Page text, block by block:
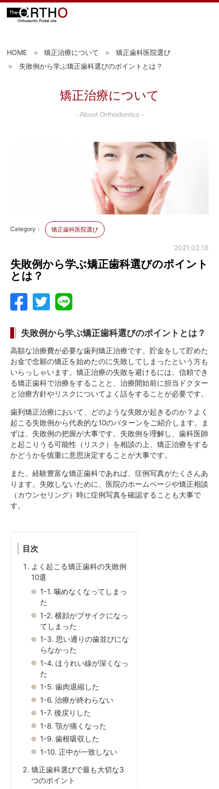
HOME 矯正治療について
矯正歯科医院選び
失敗例から学ぶ矯正歯科選びのポイントとは？
矯正治療について
- About Orthodontics -
Category： 矯正歯科医院選び
2021.02.16
失敗例から学ぶ矯正歯科選びのポイント
とは？
失敗例から学ぶ矯正歯科選びのポイントとは？
高額な治療費が必要な歯列矯正治療です。貯金をして貯めた
お金で念願の矯正を始めたのに失敗してしまったという方も
いらっしゃいます。矯正治療の失敗を避けるには、信頼でき
る矯正歯科で治療をすることと、治療開始前に担当ドクター
と治療方針やリスクについてよく話をすることが必要です。
歯列矯正治療において、どのような失敗が起きるのか？よく
起こる失敗例から代表的な10のパターンをご紹介します。ま
ずは、失敗例の把握が大事です。失敗例を理解し、歯科医師
と起こりうる可能性（リスク）を相談の上、矯正治療をする
かどうかを慎重に意思決定することが大事です。
また、経験豊富な矯正歯科であれば、症例写真がたくさんあ
ります。失敗しないために、医院のホームページや矯正相談
（カウンセリング）時に症例写真を確認することも大事で
す。
目次
よく起こる矯正歯科の失敗例
10選
1-1. 噛めなくなってしまっ
た
1-2. 横顔がブサイクになっ
てしまった
1-3. 思い通りの歯並びにな
らなかった
1-4. ほうれい線が深くなっ
た
1-5. 歯肉退縮した
1-6. 治療が終わらない
1-7. 後戻りした
1-8. 顎が痛くなった
1-9. 歯根吸収した
1-10. 正中が一致しない
矯正歯科選びで最も大切な3
つのポイント